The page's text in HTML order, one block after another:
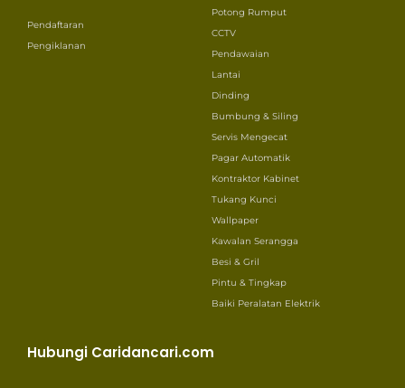
Pendaftaran
Pengiklanan
Potong Rumput
CCTV
Pendawaian
Lantai
Dinding
Bumbung & Siling
Servis Mengecat
Pagar Automatik
Kontraktor Kabinet
Tukang Kunci
Wallpaper
Kawalan Serangga
Besi & Gril
Pintu & Tingkap
Baiki Peralatan Elektrik
Hubungi Caridancari.com